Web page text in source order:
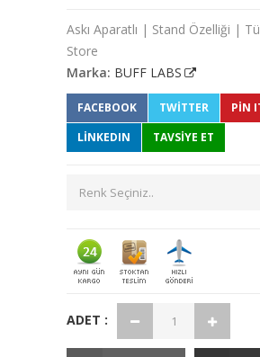
Askı Aparatlı | Stand Özelliği |
Store
Marka: BUFF LABS
FACEBOOK TWITTER
PIN
LINKEDIN
TAVSİYE ET
ADET :